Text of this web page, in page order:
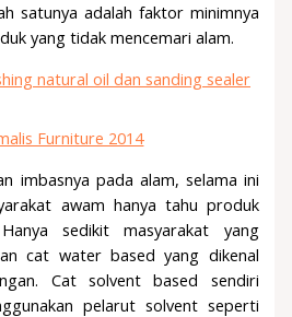
satunya adalah faktor minimnya
yang tidak mencemari alam.
Furniture 2014
imbasnya pada alam, selama ini
awam hanya tahu produk
sedikit masyarakat yang
cat water based yang dikenal
Cat solvent based sendiri
pelarut solvent seperti